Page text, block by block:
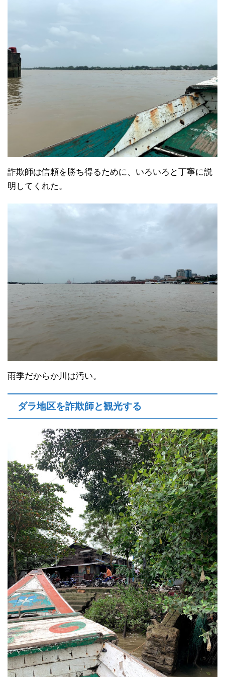
詐欺師は信頼を勝ち得るために、いろいろと丁寧に説
明してくれた。
雨季だからか川は汚い。
ダラ地区を詐欺師と観光する